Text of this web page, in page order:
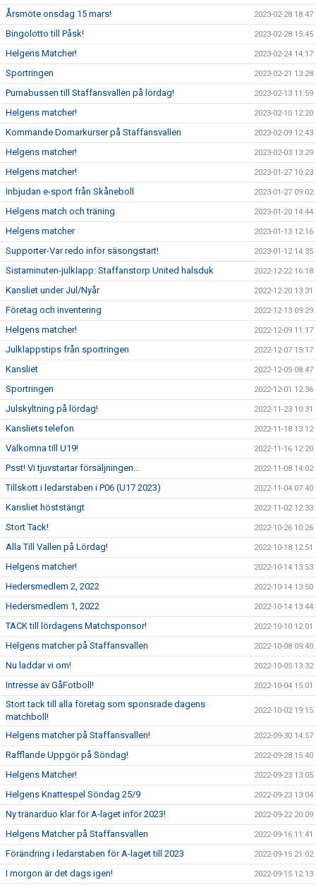
Årsmöte onsdag 15 mars! 2023-02-28 18:47
Bingolotto till Påsk! 2023-02-28 15:45
Helgens Matcher! 2023-02-24 14:17
Sportringen 2023-02-21 13:28
Pumabussen till Staffansvallen på lördag! 2023-02-13 11:59
Helgens matcher! 2023-02-10 12:20
Kommande Domarkurser på Staffansvallen 2023-02-09 12:43
Helgens matcher! 2023-02-03 13:29
Helgens matcher! 2023-01-27 10:23
Inbjudan e-sport från Skåneboll 2023-01-27 09:02
Helgens match och träning 2023-01-20 14:44
Helgens matcher 2023-01-13 12:16
Supporter-Var redo inför säsongstart! 2023-01-12 14:35
Sistaminuten-julklapp: Staffanstorp United halsduk 2022-12-22 16:18
Kansliet under Jul/Nyår 2022-12-20 13:31
Företag och inventering 2022-12-13 09:29
Helgens matcher! 2022-12-09 11:17
Julklappstips från sportringen 2022-12-07 15:17
Kansliet 2022-12-05 08:47
Sportringen 2022-12-01 12:36
Julskyltning på lördag! 2022-11-23 10:31
Kansliets telefon 2022-11-18 13:12
Välkomna till U19! 2022-11-16 12:20
Psst! Vi tjuvstartar försäljningen... 2022-11-08 14:02
Tillskott i ledarstaben i P06 (U17 2023) 2022-11-04 07:40
Kansliet höststängt 2022-11-02 12:33
Stort Tack! 2022-10-26 10:26
Alla Till Vallen på Lördag! 2022-10-18 12:51
Helgens matcher! 2022-10-14 13:53
Hedersmedlem 2, 2022 2022-10-14 13:50
Hedersmedlem 1, 2022 2022-10-14 13:44
TACK till lördagens Matchsponsor! 2022-10-10 12:01
Helgens matcher på Staffansvallen 2022-10-08 09:40
Nu laddar vi om! 2022-10-05 13:32
Intresse av GåFotboll! 2022-10-04 15:01
Stort tack till alla företag som sponsrade dagens
matchboll!
2022-10-02 19:15
Helgens matcher på Staffansvallen! 2022-09-30 14:57
Rafflande Uppgör på Söndag! 2022-09-28 15:40
Helgens Matcher! 2022-09-23 13:05
Helgens Knattespel Söndag 25/9 2022-09-23 13:04
Ny tränarduo klar för A-laget inför 2023! 2022-09-22 20:09
Helgens Matcher på Staffansvallen 2022-09-16 11:41
Förändring i ledarstaben för A-laget till 2023 2022-09-15 21:02
I morgon är det dags igen! 2022-09-15 12:13